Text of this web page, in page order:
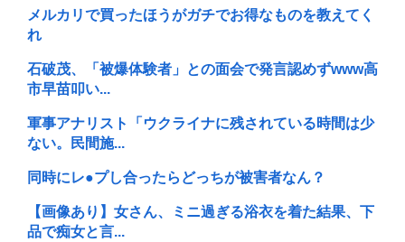
メルカリで買ったほうがガチでお得なものを教えてく
れ
石破茂、「被爆体験者」との面会で発言認めずwww高
市早苗叩い...
軍事アナリスト「ウクライナに残されている時間は少
ない。民間施...
同時にレ●プし合ったらどっちが被害者なん？
【画像あり】女さん、ミニ過ぎる浴衣を着た結果、下
品で痴女と言...